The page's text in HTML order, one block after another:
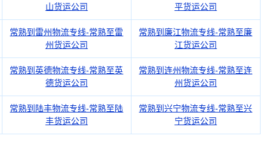
山货运公司
平货运公司
常熟到雷州物流专线-常熟至雷
州货运公司
常熟到廉江物流专线-常熟至廉
江货运公司
常熟到英德物流专线-常熟至英
德货运公司
常熟到连州物流专线-常熟至连
州货运公司
常熟到陆丰物流专线-常熟至陆
丰货运公司
常熟到兴宁物流专线-常熟至兴
宁货运公司